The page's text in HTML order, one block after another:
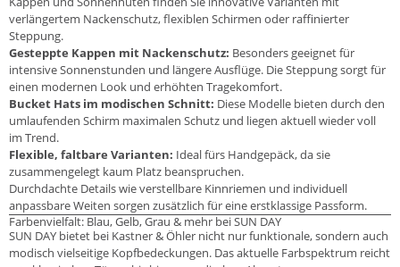
verlängertem Nackenschutz, flexiblen Schirmen oder raffinierter
Steppung.
Gesteppte Kappen mit Nackenschutz: Besonders geeignet für
intensive Sonnenstunden und längere Ausflüge. Die Steppung sorgt für
einen modernen Look und erhöhten Tragekomfort.
Bucket Hats im modischen Schnitt: Diese Modelle bieten durch den
umlaufenden Schirm maximalen Schutz und liegen aktuell wieder voll
im Trend.
Flexible, faltbare Varianten: Ideal fürs Handgepäck, da sie
zusammengelegt kaum Platz beanspruchen.
Durchdachte Details wie verstellbare Kinnriemen und individuell
anpassbare Weiten sorgen zusätzlich für eine erstklassige Passform.
Farbenvielfalt: Blau, Gelb, Grau & mehr bei SUN DAY
SUN DAY bietet bei Kastner & Öhler nicht nur funktionale, sondern auch
modisch vielseitige Kopfbedeckungen. Das aktuelle Farbspektrum reicht